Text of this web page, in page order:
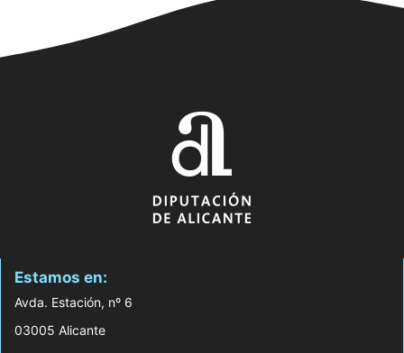
Estamos en:
Avda. Estación, nº 6
03005 Alicante